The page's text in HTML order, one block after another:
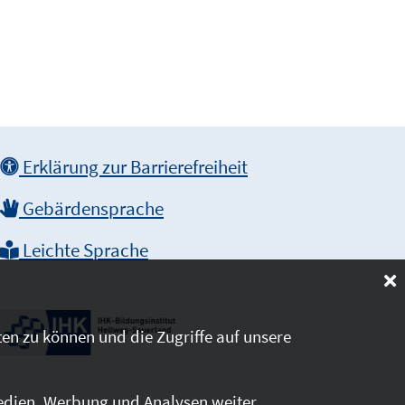
Erklärung zur Barrierefreiheit
Gebärdensprache
Leichte Sprache
zu können und die Zugriffe auf unsere